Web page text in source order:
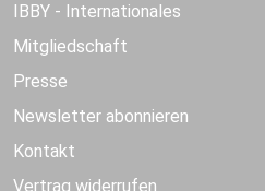
IBBY - Internationales
Mitgliedschaft
Presse
Newsletter abonnieren
Kontakt
Vertrag widerrufen